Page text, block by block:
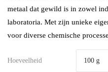
metaal dat gewild is in zowel
laboratoria. Met zijn unieke
voor diverse chemische
Hoeveelheid